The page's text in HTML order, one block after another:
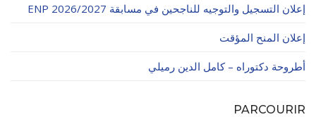
إعلان التسجيل والتوجيه للناجحين في مسابقة ENP 2026/2027
إعلان المنح المؤقت
أطروحة دكتوراه – كامل الدين رميلي
PARCOURIR